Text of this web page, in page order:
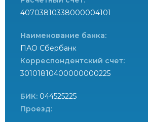
40703810338000004101
Наименование банка:
ПАО Сбербанк
Корреспондентский счет:
30101810400000000225
БИК: 044525225
Проезд: